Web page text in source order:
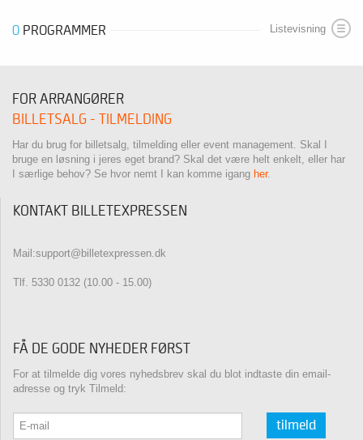
0 PROGRAMMER Listevisning
FOR ARRANGØRER
BILLETSALG - TILMELDING
Har du brug for billetsalg, tilmelding eller event management. Skal I
bruge en løsning i jeres eget brand? Skal det være helt enkelt, eller har
I særlige behov? Se hvor nemt I kan komme igang her.
KONTAKT BILLETEXPRESSEN
Mail:support@billetexpressen.dk
Tlf. 5330 0132 (10.00 - 15.00)
FÅ DE GODE NYHEDER FØRST
For at tilmelde dig vores nyhedsbrev skal du blot indtaste din email-
adresse og tryk Tilmeld:
tilmeld